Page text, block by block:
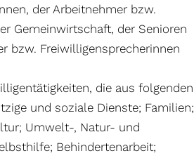
der Arbeitnehmer bzw.
Gemeinwirtschaft, der Senioren
bzw. Freiwilligensprecherinnen
die aus folgenden
und soziale Dienste; Familien;
Umwelt-, Natur- und
Behindertenarbeit;